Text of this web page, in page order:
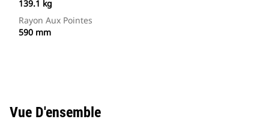
139.1 kg
Rayon Aux Pointes
590 mm
Vue D'ensemble